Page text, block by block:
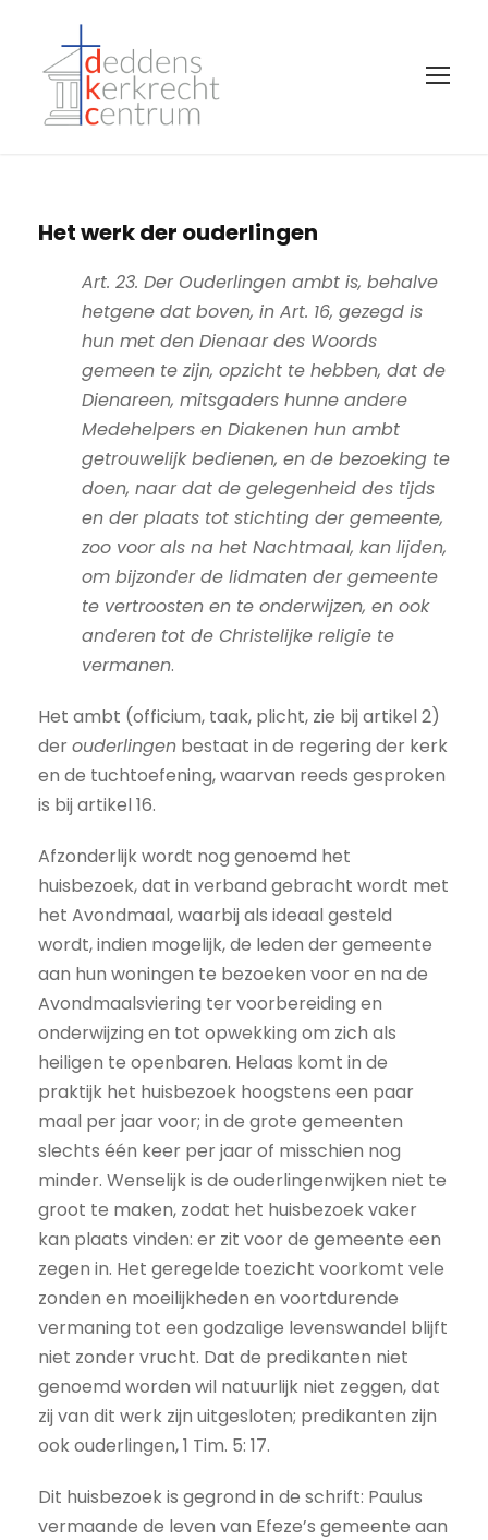
Het werk der ouderlingen
Art. 23. Der Ouderlingen ambt is, behalve
hetgene dat boven, in Art. 16, gezegd is
hun met den Dienaar des Woords
gemeen te zijn, opzicht te hebben, dat de
Dienareen, mitsgaders hunne andere
Medehelpers en Diakenen hun ambt
getrouwelijk bedienen, en de bezoeking te
doen, naar dat de gelegenheid des tijds
en der plaats tot stichting der gemeente,
zoo voor als na het Nachtmaal, kan lijden,
om bijzonder de lidmaten der gemeente
te vertroosten en te onderwijzen, en ook
anderen tot de Christelijke religie te
vermanen.
Het ambt (officium, taak, plicht, zie bij artikel 2)
derouderlingen bestaat in de regering der kerk
en de tuchtoefening, waarvan reeds gesproken
is bij artikel 16.
Afzonderlijk wordt nog genoemd het
huisbezoek, dat in verband gebracht wordt met
het Avondmaal, waarbij als ideaal gesteld
wordt, indien mogelijk, de leden der gemeente
aan hun woningen te bezoeken voor en na de
Avondmaalsviering ter voorbereiding en
onderwijzing en tot opwekking om zich als
heiligen te openbaren. Helaas komt in de
praktijk het huisbezoek hoogstens een paar
maal per jaar voor; in de grote gemeenten
slechts één keer per jaar of misschien nog
minder. Wenselijk is de ouderlingenwijken niet te
groot te maken, zodat het huisbezoek vaker
kan plaats vinden: er zit voor de gemeente een
zegen in. Het geregelde toezicht voorkomt vele
zonden en moeilijkheden en voortdurende
vermaning tot een godzalige levenswandel blijft
niet zonder vrucht. Dat de predikanten niet
genoemd worden wil natuurlijk niet zeggen, dat
zij van dit werk zijn uitgesloten; predikanten zijn
ook ouderlingen, 1 Tim. 5: 17.
Dit huisbezoek is gegrond in de schrift: Paulus
vermaande de leven van Efeze’s gemeente aan